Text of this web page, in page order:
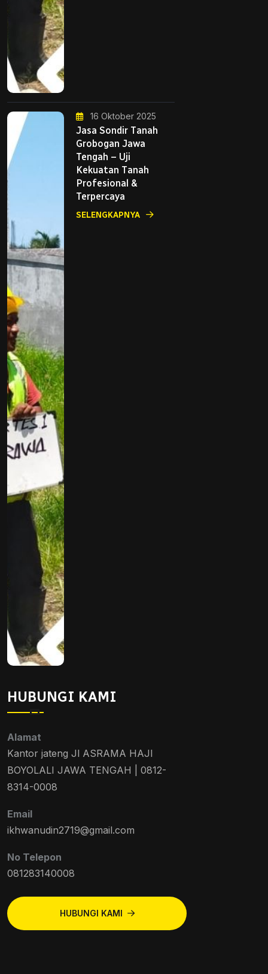
16 Oktober 2025
Jasa Sondir Tanah
Grobogan Jawa
Tengah – Uji
Kekuatan Tanah
Profesional &
Terpercaya
SELENGKAPNYA
HUBUNGI KAMI
Alamat
Kantor jateng Jl ASRAMA HAJI
BOYOLALI JAWA TENGAH | 0812-
8314-0008
Email
ikhwanudin2719@gmail.com
No Telepon
081283140008
HUBUNGI KAMI